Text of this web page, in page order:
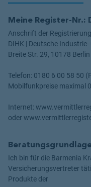
Meine Register-Nr.:
Anschrift der
DIHK | Deutsche
Breite Str. 29, 10178 Berlin
Telefon: 0180 6 00 58 50
Mobilfunkpreise maximal
Internet:
oder
Ich bin für die Barmenia
Versicherungsvertreter
Produkte der